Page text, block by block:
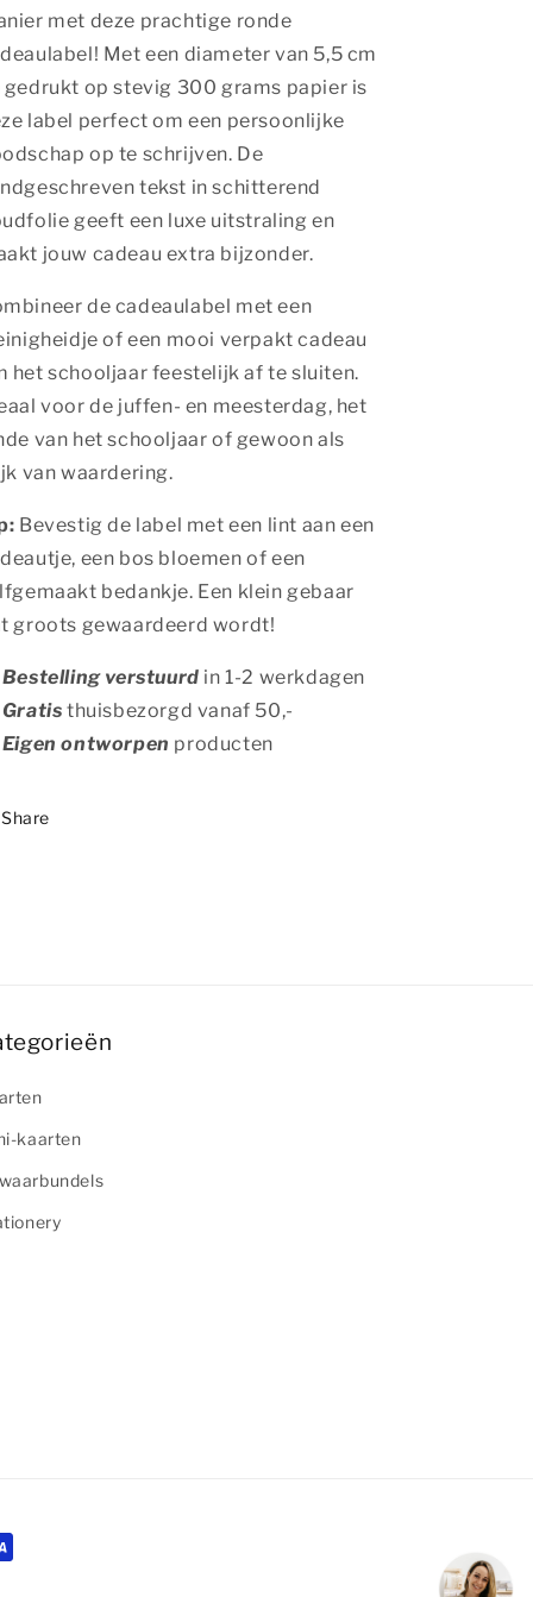
met deze prachtige ronde
Met een diameter van 5,5 cm
gedrukt op stevig 300 grams papier is
label perfect om een persoonlijke
op te schrijven. De
tekst in schitterend
geeft een luxe uitstraling en
jouw cadeau extra bijzonder.
de cadeaulabel met een
of een mooi verpakt cadeau
het schooljaar feestelijk af te sluiten.
voor de juffen- en meesterdag, het
van het schooljaar of gewoon als
van waardering.
Bevestig de label met een lint aan een
een bos bloemen of een
bedankje. Een klein gebaar
groots gewaardeerd wordt!
verstuurd in 1-2 werkdagen
thuisbezorgd vanaf 50,-
ontworpen producten
Share
kaarten